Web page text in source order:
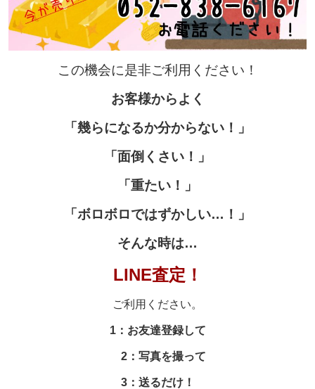
この機会に是非ご利用ください！
お客様からよく
「幾らになるか分からない！」
「面倒くさい！」
「重たい！」
「ボロボロではずかしい…！」
そんな時は…
LINE査定！
ご利用ください。
1：お友達登録して
2：写真を撮って
3：送るだけ！